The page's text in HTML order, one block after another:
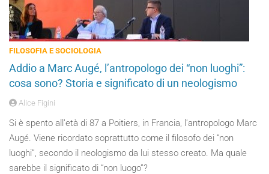
FILOSOFIA E SOCIOLOGIA
Addio a Marc Augé, l’antropologo dei “non luoghi”:
cosa sono? Storia e significato di un neologismo
Alice Figini
Si è spento all’età di 87 a Poitiers, in Francia, l’antropologo Marc
Augé. Viene ricordato soprattutto come il filosofo dei “non
luoghi”, secondo il neologismo da lui stesso creato. Ma quale
sarebbe il significato di “non luogo”?